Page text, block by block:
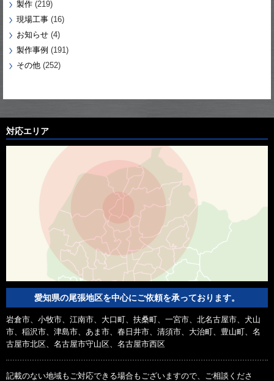
製作 (219)
現場工事 (16)
お知らせ (4)
製作事例 (191)
その他 (252)
対応エリア
愛知県の尾張地区を中心にご依頼を承っております。
岩倉市、小牧市、江南市、大口町、扶桑町、一宮市、北名古屋市、犬山
市、稲沢市、津島市、あま市、春日井市、清須市、大治町、豊山町、名
古屋市北区、名古屋市守山区、名古屋市西区
記載のない地域もご対応できる場合もございますので、ご相談くださ